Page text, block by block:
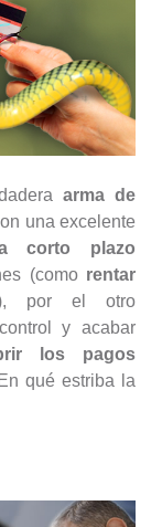
arma de
una excelente
a corto plazo
(como rentar
por el otro
y acabar
los pagos
qué estriba la